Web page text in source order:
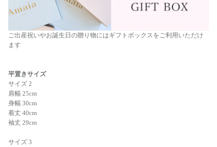
ご出産祝いやお誕生日の贈り物にはギフトボックスをご利用いただけ
ます
平置きサイズ
サイズ 2
肩幅 25cm
身幅 30cm
着丈 40cm
袖丈 29cm
サイズ 3